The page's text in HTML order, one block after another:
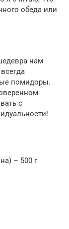
обеда или
нам
помидоры.
с
– 500 г